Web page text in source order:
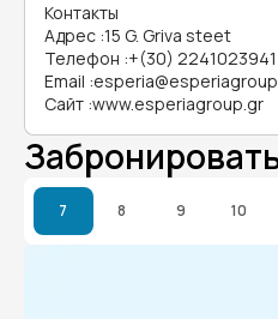
Контакты
Адрес :15 G. Griva steet
Телефон :+(30) 2241023941
Email :
Сайт :www.esperiagroup.gr
7 8 9 10